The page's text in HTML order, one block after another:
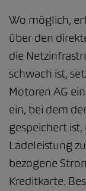
Wo möglich,
über den
die
schwach ist,
Motoren AG
ein, bei dem
gespeichert
Ladeleistung
bezogene
Kreditkarte.